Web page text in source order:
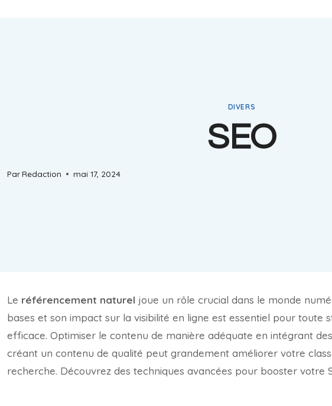
DIVERS
SEO
ParRedaction mai 17, 2024
Le référencement naturel joue un rôle crucial dans le monde
bases et son impact sur la visibilité en ligne est essentiel pour toute
efficace. Optimiser le contenu de manière adéquate en intégrant
créant un contenu de qualité peut grandement améliorer votre
recherche. Découvrez des techniques avancées pour booster votre